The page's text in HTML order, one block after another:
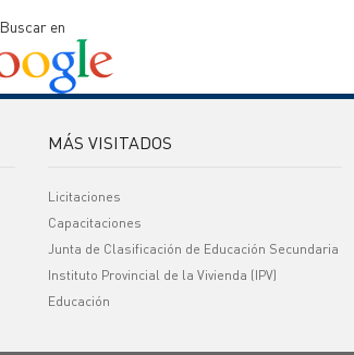
Buscar en
MÁS VISITADOS
Licitaciones
Capacitaciones
Junta de Clasificación de Educación Secundaria
Instituto Provincial de la Vivienda (IPV)
Educación